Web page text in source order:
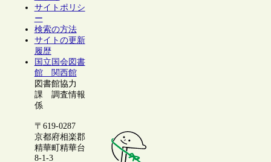
サイトポリシ
ー
検索の方法
サイトの更新
履歴
国立国会図書
館 関西館
図書館協力
課 調査情報
係
〒619-0287
京都府相楽郡
精華町精華台
8-1-3